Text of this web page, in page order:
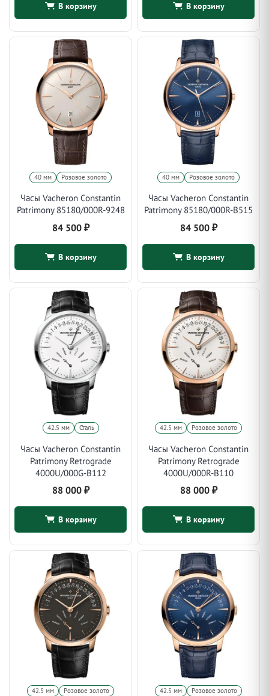
В корзину В корзину
40 мм Розовое золото
Часы Vacheron Constantin
Patrimony 85180/000R-9248
84 500 ₽
В корзину
40 мм Розовое золото
Часы Vacheron Constantin
Patrimony 85180/000R-B515
84 500 ₽
В корзину
42.5 мм Сталь
Часы Vacheron Constantin
Patrimony Retrograde
4000U/000G-B112
88 000 ₽
В корзину
42.5 мм Розовое золото
Часы Vacheron Constantin
Patrimony Retrograde
4000U/000R-B110
88 000 ₽
В корзину
42.5 мм Розовое золото 42.5 мм Розовое золото